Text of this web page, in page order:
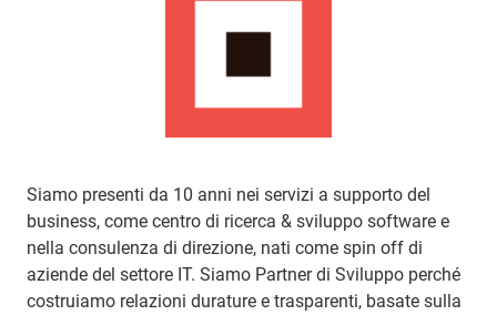
Siamo presenti da 10 anni nei servizi a supporto del
business, come centro di ricerca & sviluppo software e
nella consulenza di direzione, nati come spin off di
aziende del settore IT. Siamo Partner di Sviluppo perché
costruiamo relazioni durature e trasparenti, basate sulla